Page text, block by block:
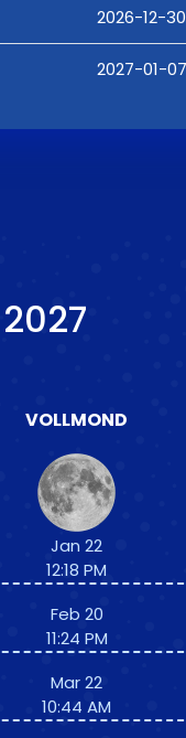
2026-12-
2027-01-
2027
VOLLMOND
Jan 22
12:18 PM
Feb 20
11:24 PM
Mar 22
10:44 AM